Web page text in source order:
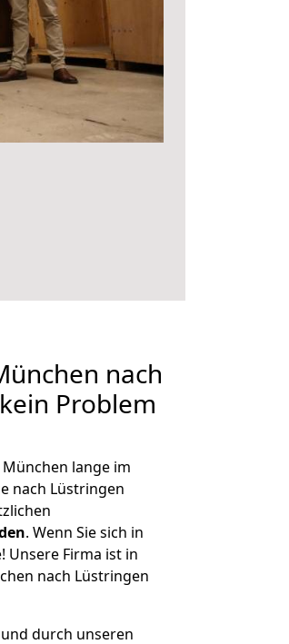
nach
Problem
lange im
nach Lüstringen
. Wenn Sie sich in
Unsere Firma ist in
nach Lüstringen
durch unseren